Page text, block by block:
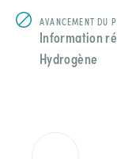
AVANCEMENT DU
Information
Hydrogène